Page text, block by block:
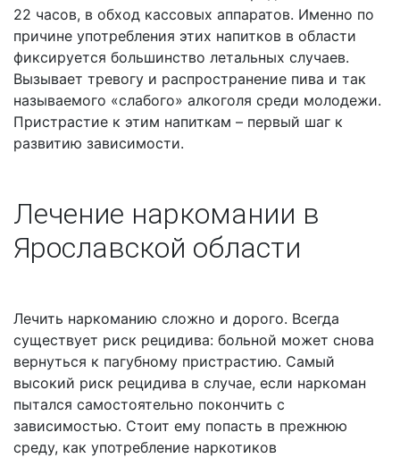
22 часов, в обход кассовых аппаратов. Именно по
причине употребления этих напитков в области
фиксируется большинство летальных случаев.
Вызывает тревогу и распространение пива и так
называемого «слабого» алкоголя среди молодежи.
Пристрастие к этим напиткам – первый шаг к
развитию зависимости.
Лечение наркомании в
Ярославской области
Лечить наркоманию сложно и дорого. Всегда
существует риск рецидива: больной может снова
вернуться к пагубному пристрастию. Самый
высокий риск рецидива в случае, если наркоман
пытался самостоятельно покончить с
зависимостью. Стоит ему попасть в прежнюю
среду, как употребление наркотиков